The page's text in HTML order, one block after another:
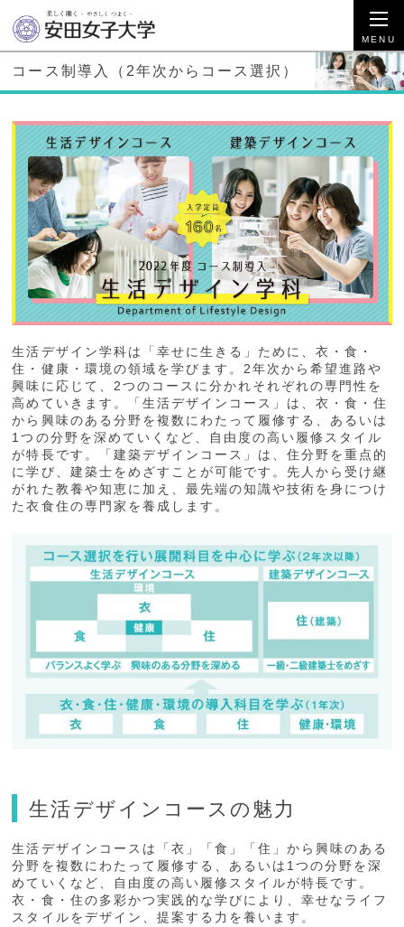
コース制導入（2年次からコース選択）
生活デザイン学科は「幸せに生きる」ために、衣・食・
住・健康・環境の領域を学びます。2年次から希望進路や
興味に応じて、2つのコースに分かれそれぞれの専門性を
高めていきます。「生活デザインコース」は、衣・食・住
から興味のある分野を複数にわたって履修する、あるいは
1つの分野を深めていくなど、自由度の高い履修スタイル
が特長です。「建築デザインコース」は、住分野を重点的
に学び、建築士をめざすことが可能です。先人から受け継
がれた教養や知恵に加え、最先端の知識や技術を身につけ
た衣食住の専門家を養成します。
生活デザインコースの魅力
生活デザインコースは「衣」「食」「住」から興味のある
分野を複数にわたって履修する、あるいは1つの分野を深
めていくなど、自由度の高い履修スタイルが特長です。
衣・食・住の多彩かつ実践的な学びにより、幸せなライフ
スタイルをデザイン、提案する力を養います。